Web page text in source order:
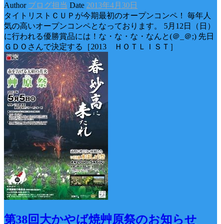
Author ブログ担当 Date 2013年4月30日
タイトリストＣＵＰが今期最初のオープンコンペ！ 毎年人
気の高いオープンコンペとなっております。 5月12日（日）
に行われる優勝賞品には！な・な・な・なんと(＠_＠;) 先日
ＧＤＯさんで決定する［2013 ＨＯＴＬＩＳＴ］
第38回大かやば焼艸原祭のお知らせ